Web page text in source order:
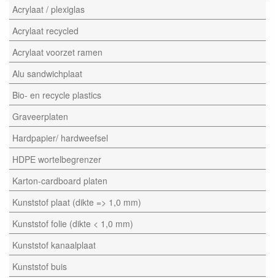
Acrylaat / plexiglas
Acrylaat recycled
Acrylaat voorzet ramen
Alu sandwichplaat
Bio- en recycle plastics
Graveerplaten
Hardpapier/ hardweefsel
HDPE wortelbegrenzer
Karton-cardboard platen
Kunststof plaat (dikte => 1,0 mm)
Kunststof folie (dikte < 1,0 mm)
Kunststof kanaalplaat
Kunststof buis